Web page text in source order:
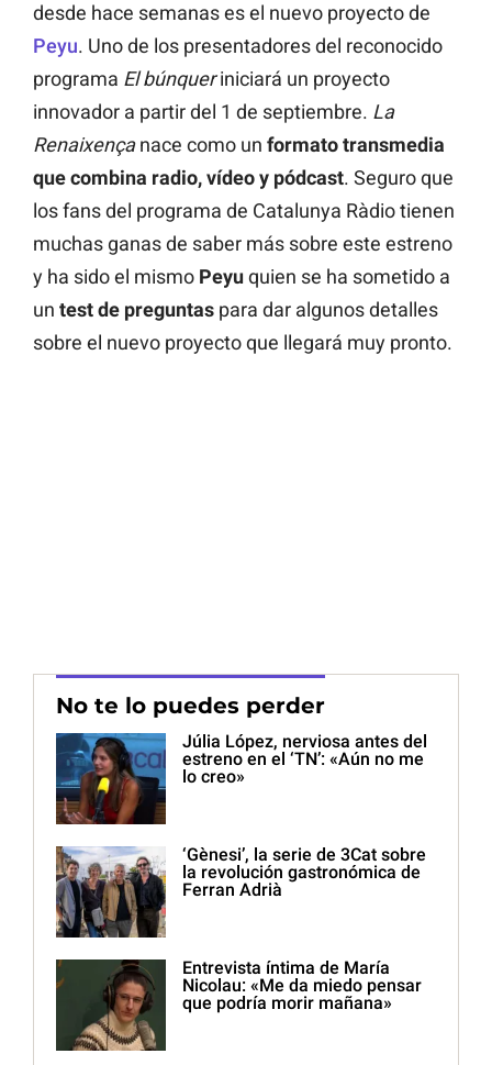
desde hace semanas es el nuevo proyecto de
Peyu. Uno de los presentadores del reconocido
programa El búnqueriniciará un proyecto
innovador a partir del 1 de septiembre. La
Renaixençanace como un formato transmedia
que combina radio, vídeo y pódcast. Seguro que
los fans del programa de Catalunya Ràdio tienen
muchas ganas de saber más sobre este estreno
y ha sido el mismo Peyuquien se ha sometido a
un test de preguntas para dar algunos detalles
sobre el nuevo proyecto que llegará muy pronto.
No te lo puedes perder
Júlia López, nerviosa antes del
estreno en el ‘TN’: «Aún no me
lo creo»
‘Gènesi’, la serie de 3Cat sobre
la revolución gastronómica de
Ferran Adrià
Entrevista íntima de María
Nicolau: «Me da miedo pensar
que podría morir mañana»